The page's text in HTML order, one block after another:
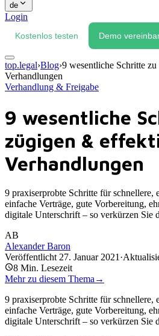
de
Login
Kostenlos testen Demo
top.legal›Blog›9 wesentliche Schritte
Verhandlungen
Verhandlung & Freigabe
9 wesentliche
zügigen &
Verhandlungen
9 praxiserprobte Schritte für schnellere,
einfache Verträge, gute Vorbereitung,
digitale Unterschrift – so verkürzen Sie
AB
Alexander Baron
Veröffentlicht 27. Januar 2021 ·
8 Min. Lesezeit
Mehr zu diesem Thema →
9 praxiserprobte Schritte für schnellere,
einfache Verträge, gute Vorbereitung,
digitale Unterschrift – so verkürzen Sie